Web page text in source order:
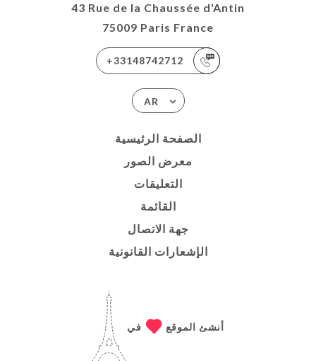
43 Rue de la Chaussée d'Antin
75009 Paris France
+33148742712
AR
الصفحة الرئيسية
معرض الصور
التعليقات
القائمة
جهة الاتصال
الإشعارات القانونية
أنشئ الموقع في